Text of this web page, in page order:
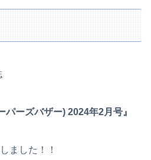
ーズバザー) 2024年2月号』
ました！！